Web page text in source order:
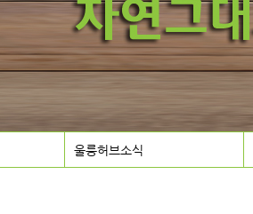
울릉허브소식